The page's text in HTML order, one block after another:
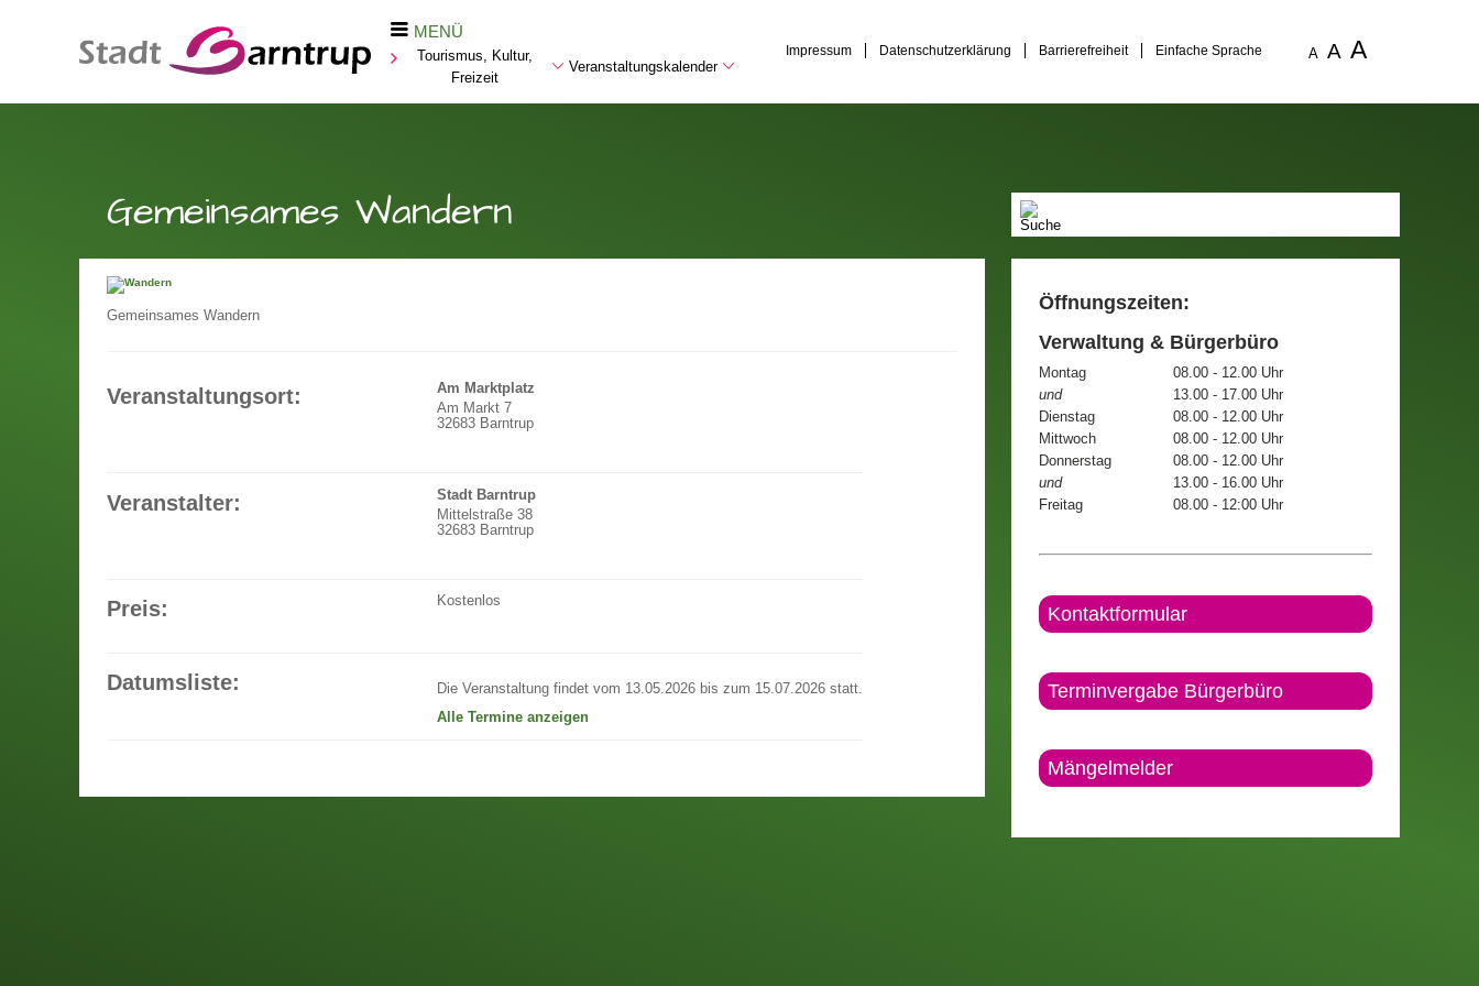
MENÜ
Tourismus, Kultur,
Freizeit
Veranstaltungskalender
Impressum Datenschutzerklärung Barrierefreiheit Einfache Sprache A A A
Gemeinsames Wandern
Gemeinsames Wandern
Veranstaltungsort:
Am Marktplatz
Am Markt 7
32683 Barntrup
Veranstalter:
Stadt Barntrup
Mittelstraße 38
32683 Barntrup
Preis: Kostenlos
Datumsliste:
Die Veranstaltung findet vom 13.05.2026 bis zum 15.07.2026 statt.
Alle Termine anzeigen
Öffnungszeiten:
Verwaltung & Bürgerbüro
Montag
08.00 - 12.00 Uhr
und
13.00 - 17.00 Uhr
Dienstag
08.00 - 12.00 Uhr
Mittwoch
08.00 - 12.00 Uhr
Donnerstag
08.00 - 12.00 Uhr
und
13.00 - 16.00 Uhr
Freitag
08.00 - 12:00 Uhr
Kontaktformular
Terminvergabe Bürgerbüro
Mängelmelder